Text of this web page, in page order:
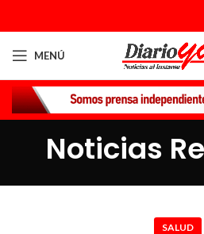
MENÚ
Noticias
SALUD